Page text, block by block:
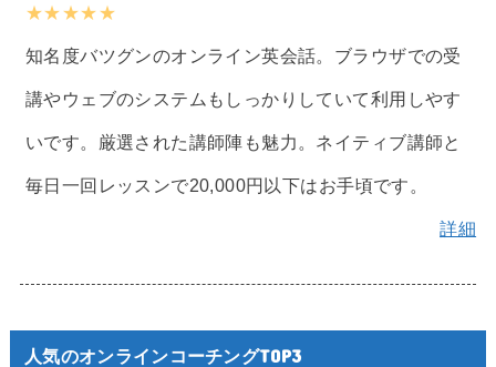
★★★★★
知名度バツグンのオンライン英会話。ブラウザでの受
講やウェブのシステムもしっかりしていて利用しやす
いです。厳選された講師陣も魅力。ネイティブ講師と
毎日一回レッスンで20,000円以下はお手頃です。
詳細
人気のオンラインコーチングTOP3